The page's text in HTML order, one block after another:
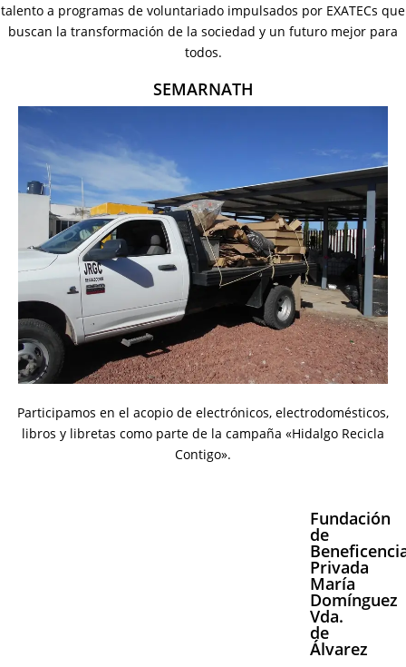
talento a programas de voluntariado impulsados por EXATECs que
buscan la transformación de la sociedad y un futuro mejor para
todos.
SEMARNATH
Participamos en el acopio de electrónicos, electrodomésticos,
libros y libretas como parte de la campaña «Hidalgo Recicla
Contigo».
Fundación
de
Privada
María
Domínguez
Vda.
de
Álvarez